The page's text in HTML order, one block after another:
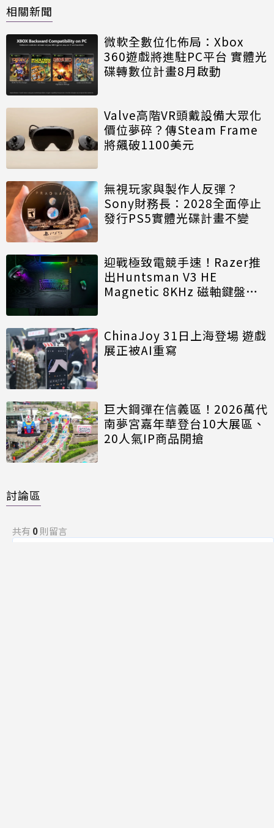
相關新聞
微軟全數位化佈局：Xbox
360遊戲將進駐PC平台 實體光
碟轉數位計畫8月啟動
Valve高階VR頭戴設備大眾化
價位夢碎？傳Steam Frame
將飆破1100美元
無視玩家與製作人反彈？
Sony財務長：2028全面停止
發行PS5實體光碟計畫不變
迎戰極致電競手速！Razer推
出Huntsman V3 HE
Magnetic 8KHz 磁軸鍵盤效
ChinaJoy 31日上海登場 遊戲
展正被AI重寫
巨大鋼彈在信義區！2026萬代
南夢宮嘉年華登台10大展區、
20人氣IP商品開搶
討論區
共有 0則留言